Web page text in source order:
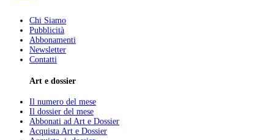
Chi Siamo
Pubblicità
Abbonamenti
Newsletter
Contatti
Art e dossier
Il numero del mese
Il dossier del mese
Abbonati ad Art e Dossier
Acquista Art e Dossier